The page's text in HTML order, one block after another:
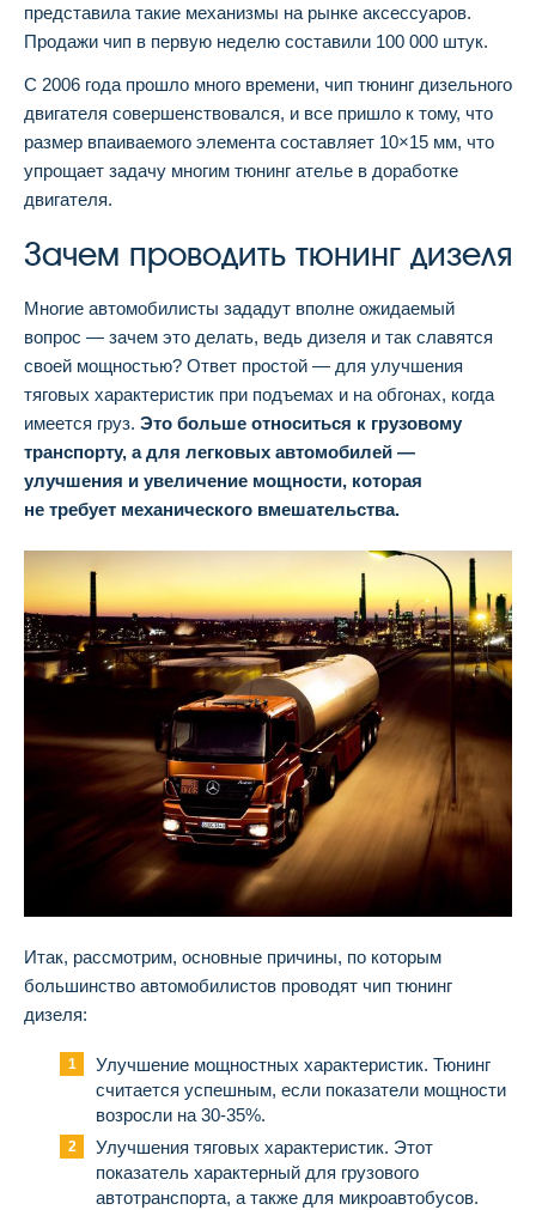
представила такие механизмы на рынке аксессуаров.
Продажи чип в первую неделю составили 100 000 штук.
С 2006 года прошло много времени, чип тюнинг дизельного
двигателя совершенствовался, и все пришло к тому, что
размер впаиваемого элемента составляет 10×15 мм, что
упрощает задачу многим тюнинг ателье в доработке
двигателя.
Зачем проводить тюнинг дизеля
Многие автомобилисты зададут вполне ожидаемый
вопрос — зачем это делать, ведь дизеля и так славятся
своей мощностью? Ответ простой — для улучшения
тяговых характеристик при подъемах и на обгонах, когда
имеется груз. Это больше относиться к грузовому
транспорту, а для легковых автомобилей —
улучшения и увеличение мощности, которая
не требует механического вмешательства.
Итак, рассмотрим, основные причины, по которым
большинство автомобилистов проводят чип тюнинг
дизеля:
Улучшение мощностных характеристик. Тюнинг
считается успешным, если показатели мощности
возросли на 30-35%.
Улучшения тяговых характеристик. Этот
показатель характерный для грузового
автотранспорта, а также для микроавтобусов.